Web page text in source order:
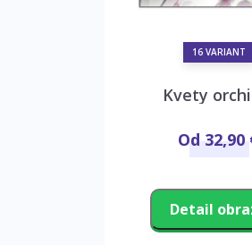
16 VARIANT
Kvety
Od 32,90
Detail